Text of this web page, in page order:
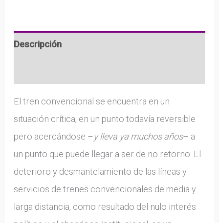
Descripción
El tren convencional se encuentra en un
situación crítica, en un punto todavía reversible
pero acercándose –y lleva ya muchos años– a
un punto que puede llegar a ser de no retorno. El
deterioro y desmantelamiento de las líneas y
servicios de trenes convencionales de media y
larga distancia, como resultado del nulo interés